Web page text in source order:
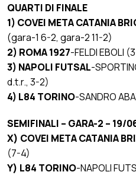
QUARTI DI FINALE
1) COVEI META CATANIA
(gara-1 6-2, gara-2 11-2)
2) ROMA 1927-FELDI EBOLI
3) NAPOLI FUTSAL-
d.t.r., 3-2)
4) L84 TORINO-SANDRO
SEMIFINALI – GARA-2 – 19/
X) COVEI META CATANIA
(7-4)
Y) L84 TORINO-NAPOLI